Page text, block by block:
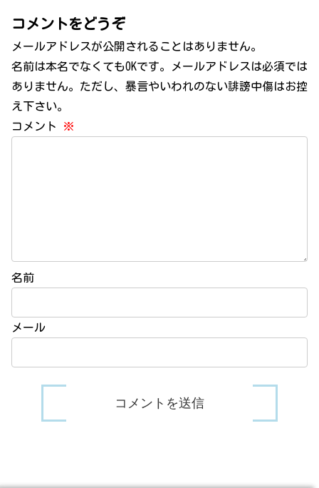
コメントをどうぞ
メールアドレスが公開されることはありません。
名前は本名でなくてもOKです。メールアドレスは必須では
ありません。ただし、暴言やいわれのない誹謗中傷はお控
え下さい。
コメント
※
名前
メール